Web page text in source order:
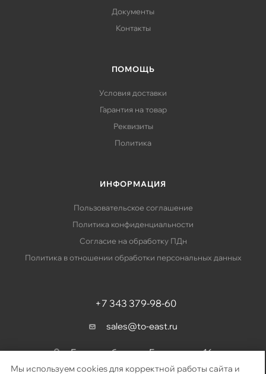
Мы используем cookies для корректной работы сайта и
Документы
Контакты
ПОМОЩЬ
Условия доставки
Гарантия на товар
Реквизиты
Политика
ИНФОРМАЦИЯ
Пользовательское соглашение
Политика конфиденциальности
Согласие на обработку ПДн
Политика в отношении обработки персональных данных
+7 343 379-98-60
sales@to-east.ru
Екатеринбург, ул. Барвинка, д. 16